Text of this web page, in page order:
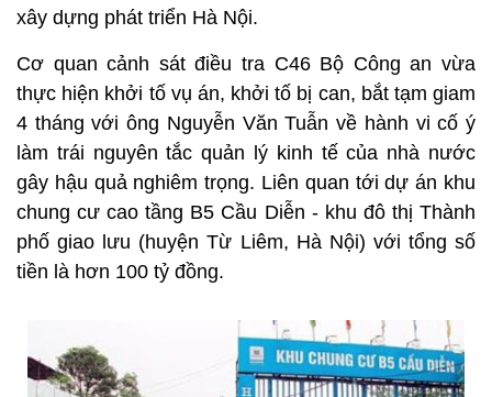
xây dựng phát triển Hà Nội.
Cơ quan cảnh sát điều tra C46 Bộ Công an vừa
thực hiện khởi tố vụ án, khởi tố bị can, bắt tạm giam
4 tháng với ông Nguyễn Văn Tuẫn về hành vi cố ý
làm trái nguyên tắc quản lý kinh tế của nhà nước
gây hậu quả nghiêm trọng. Liên quan tới dự án khu
chung cư cao tầng B5 Cầu Diễn - khu đô thị Thành
phố giao lưu (huyện Từ Liêm, Hà Nội) với tổng số
tiền là hơn 100 tỷ đồng.